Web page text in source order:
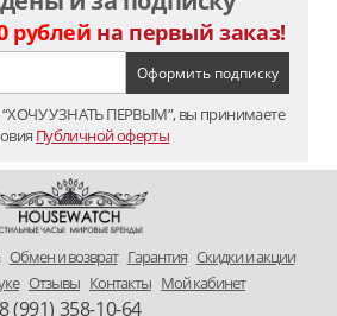
рублей на первый заказ!
УЗНАТЬ ПЕРВЫМ”, вы принимаете
Публичной оферты
Обмен и возврат Гарантия Скидки и акции
Отзывы Контакты Мой кабинет
8 (991) 358-10-64